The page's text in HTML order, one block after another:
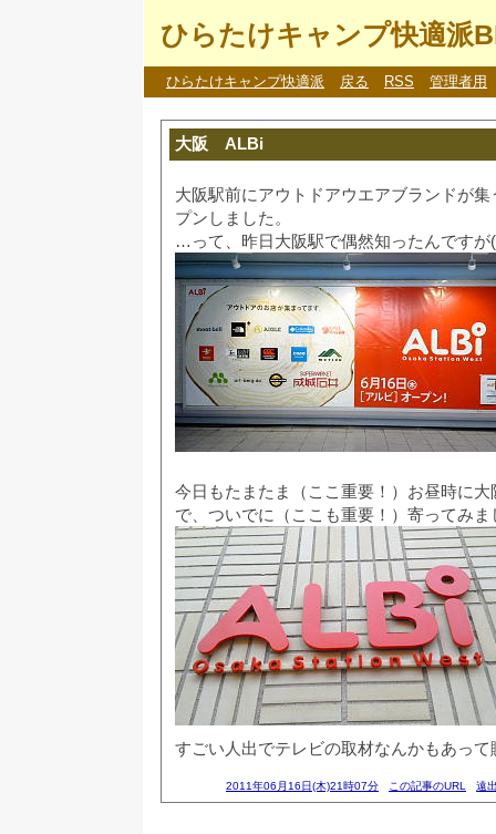
ひらたけキャンプ快適派
ひらたけキャンプ快適派 戻る RSS 管理者用
大阪 ALBi
大阪駅前にアウトドアウエアブランドが
プンしました。
…って、昨日大阪駅で偶然知ったんですが
今日もたまたま（ここ重要！）お昼時に
で、ついでに（ここも重要！）寄ってみま
すごい人出でテレビの取材なんかもあっ
2011年06月16日(木)21時07分 この記事のURL 遠